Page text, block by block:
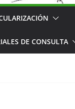
DE CONSULTA